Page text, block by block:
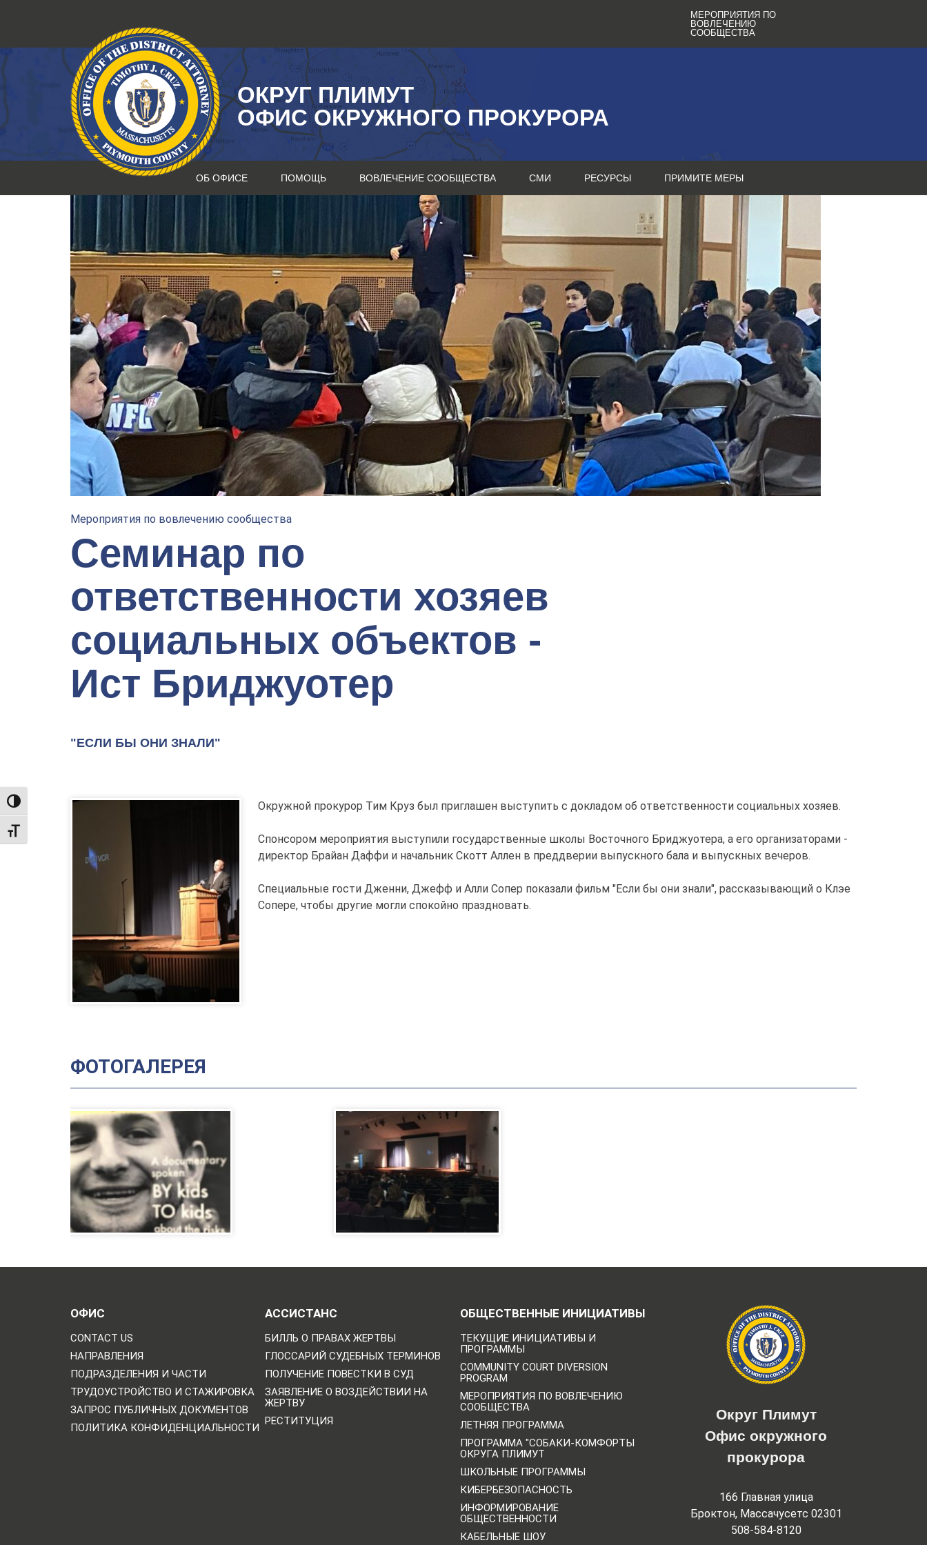
TOGGLE HIGH CONTRAST
TOGGLE FONT SIZE
МЕРОПРИЯТИЯ ПО
ВОВЛЕЧЕНИЮ
СООБЩЕСТВА
ОКРУГ ПЛИМУТ
ОФИС ОКРУЖНОГО ПРОКУРОРА
ОБ ОФИСЕ ПОМОЩЬ ВОВЛЕЧЕНИЕ СООБЩЕСТВА СМИ РЕСУРСЫ ПРИМИТЕ МЕРЫ
Мероприятия по вовлечению сообщества
Семинар по
ответственности хозяев
социальных объектов -
Ист Бриджуотер
"ЕСЛИ БЫ ОНИ ЗНАЛИ"
Окружной прокурор Тим Круз был приглашен выступить с докладом об ответственности социальных хозяев.
Спонсором мероприятия выступили государственные школы Восточного Бриджуотера, а его организаторами -
директор Брайан Даффи и начальник Скотт Аллен в преддверии выпускного бала и выпускных вечеров.
Специальные гости Дженни, Джефф и Алли Сопер показали фильм "Если бы они знали", рассказывающий о Клэе
Сопере, чтобы другие могли спокойно праздновать.
ФОТОГАЛЕРЕЯ
ОФИС
CONTACT US
НАПРАВЛЕНИЯ
ПОДРАЗДЕЛЕНИЯ И ЧАСТИ
ТРУДОУСТРОЙСТВО И СТАЖИРОВКА
ЗАПРОС ПУБЛИЧНЫХ ДОКУМЕНТОВ
ПОЛИТИКА КОНФИДЕНЦИАЛЬНОСТИ
АССИСТАНС
БИЛЛЬ О ПРАВАХ ЖЕРТВЫ
ГЛОССАРИЙ СУДЕБНЫХ ТЕРМИНОВ
ПОЛУЧЕНИЕ ПОВЕСТКИ В СУД
ЗАЯВЛЕНИЕ О ВОЗДЕЙСТВИИ НА
ЖЕРТВУ
РЕСТИТУЦИЯ
ОБЩЕСТВЕННЫЕ ИНИЦИАТИВЫ
ТЕКУЩИЕ ИНИЦИАТИВЫ И
ПРОГРАММЫ
COMMUNITY COURT DIVERSION
PROGRAM
МЕРОПРИЯТИЯ ПО ВОВЛЕЧЕНИЮ
СООБЩЕСТВА
ЛЕТНЯЯ ПРОГРАММА
ПРОГРАММА "СОБАКИ-КОМФОРТЫ
ОКРУГА ПЛИМУТ
ШКОЛЬНЫЕ ПРОГРАММЫ
КИБЕРБЕЗОПАСНОСТЬ
ИНФОРМИРОВАНИЕ
ОБЩЕСТВЕННОСТИ
КАБЕЛЬНЫЕ ШОУ
Округ Плимут
Офис окружного
прокурора
166 Главная улица
Броктон, Массачусетс 02301
508-584-8120